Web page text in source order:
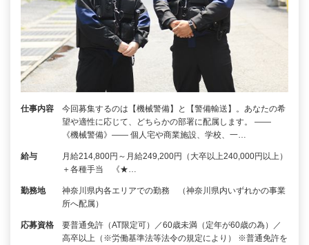
仕事内容
今回募集するのは【機械警備】と【警備輸送】。あなたの希
望や適性に応じて、どちらかの部署に配属します。 ――
《機械警備》―― 個人宅や商業施設、学校、一…
給与
月給214,800円～月給249,200円（大卒以上240,000円以上）
＋各種手当 《★…
勤務地
神奈川県内各エリアでの勤務 （神奈川県内いずれかの事業
所へ配属）
応募資格
要普通免許（AT限定可）／60歳未満（定年が60歳の為）／
高卒以上（※労働基準法等法令の規定により） ※普通免許を